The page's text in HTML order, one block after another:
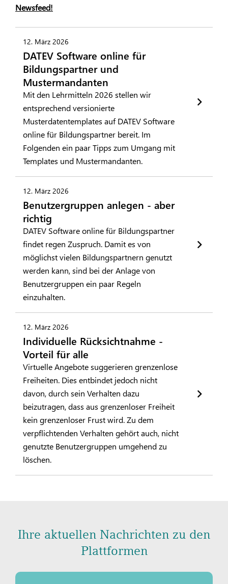
Newsfeed!
12. März 2026
DATEV Software online für
Bildungspartner und
Mustermandanten
Mit den Lehrmitteln 2026 stellen wir
entsprechend versionierte
Musterdatentemplates auf DATEV Software
online für Bildungspartner bereit. Im
Folgenden ein paar Tipps zum Umgang mit
Templates und Mustermandanten.
12. März 2026
Benutzergruppen anlegen - aber
richtig
DATEV Software online für Bildungspartner
findet regen Zuspruch. Damit es von
möglichst vielen Bildungspartnern genutzt
werden kann, sind bei der Anlage von
Benutzergruppen ein paar Regeln
einzuhalten.
12. März 2026
Individuelle Rücksichtnahme -
Vorteil für alle
Virtuelle Angebote suggerieren grenzenlose
Freiheiten. Dies entbindet jedoch nicht
davon, durch sein Verhalten dazu
beizutragen, dass aus grenzenloser Freiheit
kein grenzenloser Frust wird. Zu dem
verpflichtenden Verhalten gehört auch, nicht
genutzte Benutzergruppen umgehend zu
löschen.
Ihre aktuellen Nachrichten zu den
Plattformen